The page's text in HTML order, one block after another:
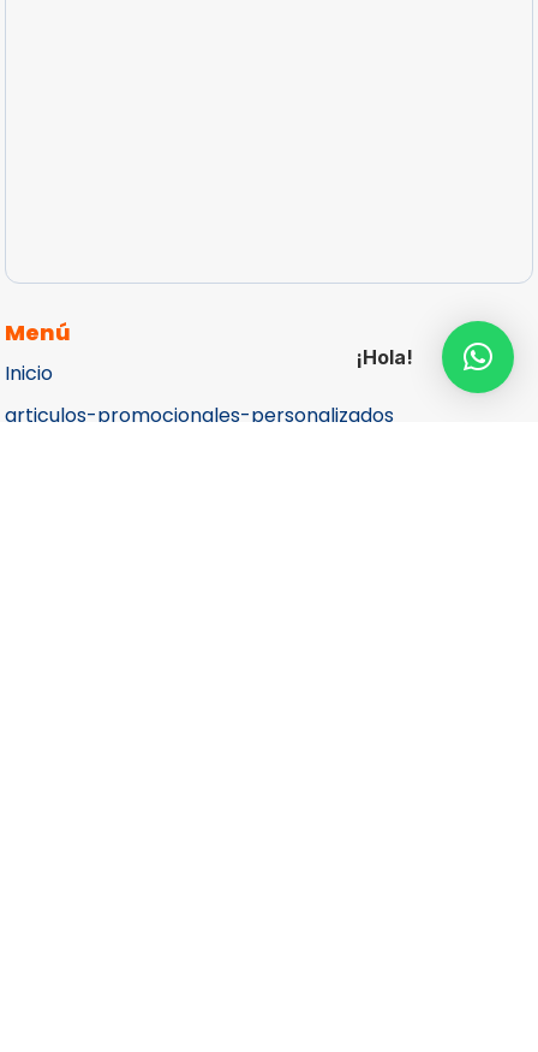
Menú
Inicio
articulos-promocionales-personalizados
¡Hola!